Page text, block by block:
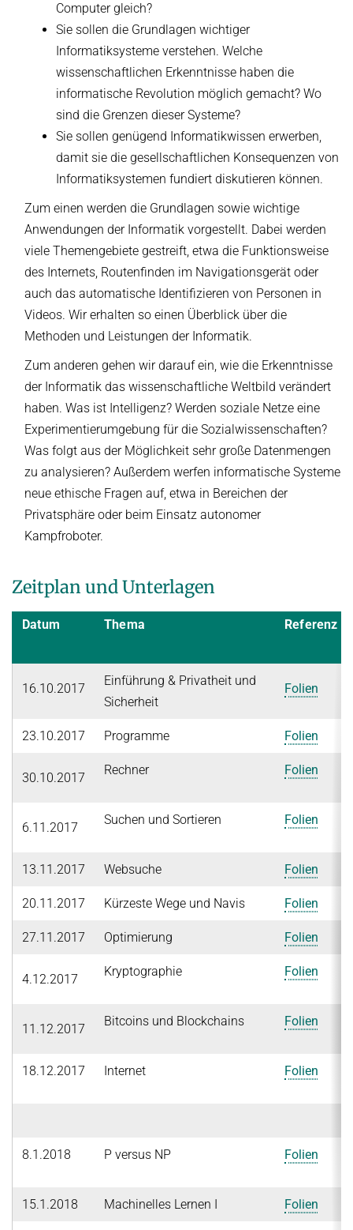
Computer gleich?
Sie sollen die Grundlagen wichtiger
Informatiksysteme verstehen. Welche
wissenschaftlichen Erkenntnisse haben die
informatische Revolution möglich gemacht? Wo
sind die Grenzen dieser Systeme?
Sie sollen genügend Informatikwissen erwerben,
damit sie die gesellschaftlichen Konsequenzen von
Informatiksystemen fundiert diskutieren können.
Zum einen werden die Grundlagen sowie wichtige
Anwendungen der Informatik vorgestellt. Dabei werden
viele Themengebiete gestreift, etwa die Funktionsweise
des Internets, Routenfinden im Navigationsgerät oder
auch das automatische Identifizieren von Personen in
Videos. Wir erhalten so einen Überblick über die
Methoden und Leistungen der Informatik.
Zum anderen gehen wir darauf ein, wie die Erkenntnisse
der Informatik das wissenschaftliche Weltbild verändert
haben. Was ist Intelligenz? Werden soziale Netze eine
Experimentierumgebung für die Sozialwissenschaften?
Was folgt aus der Möglichkeit sehr große Datenmengen
zu analysieren? Außerdem werfen informatische Systeme
neue ethische Fragen auf, etwa in Bereichen der
Privatsphäre oder beim Einsatz autonomer
Kampfroboter.
Zeitplan und Unterlagen
Datum Thema Referenz
16.10.2017
Einführung & Privatheit und
Sicherheit
Folien
23.10.2017 Programme Folien
30.10.2017
Rechner Folien
6.11.2017
Suchen und Sortieren Folien
13.11.2017 Websuche Folien
20.11.2017 Kürzeste Wege und Navis Folien
27.11.2017 Optimierung Folien
4.12.2017
Kryptographie Folien
11.12.2017
Bitcoins und Blockchains Folien
18.12.2017 Internet Folien
8.1.2018 P versus NP Folien
15.1.2018 Machinelles Lernen I Folien